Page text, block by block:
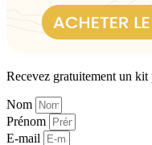
Recevez gratuitement un kit
Nom
Prénom
E-mail